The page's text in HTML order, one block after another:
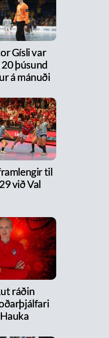
Gísli var
20 þúsund
á mánuði
til
við Val
ráðin
Hauka